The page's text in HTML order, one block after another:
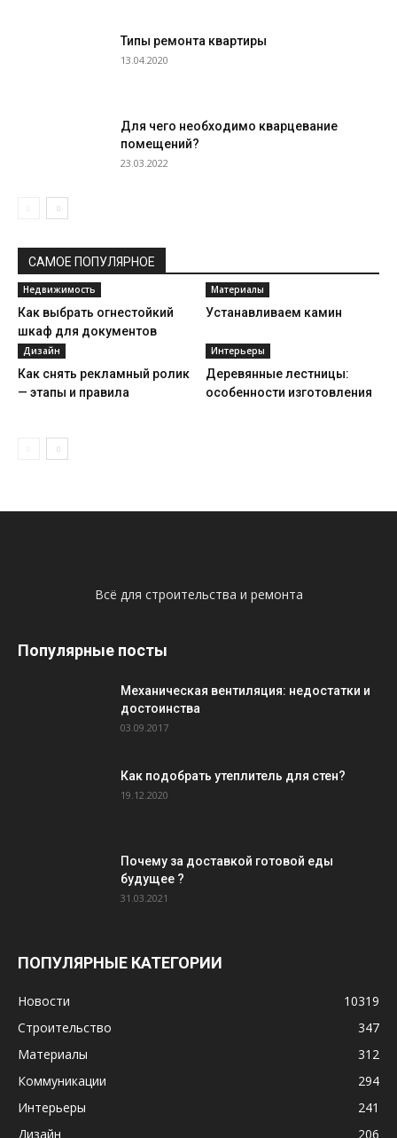
Типы ремонта квартиры
13.04.2020
Для чего необходимо кварцевание
помещений?
23.03.2022
САМОЕ ПОПУЛЯРНОЕ
Недвижимость
Как выбрать огнестойкий
шкаф для документов
Материалы
Устанавливаем камин
Дизайн
Как снять рекламный ролик
— этапы и правила
Интерьеры
Деревянные лестницы:
особенности изготовления
Всё для строительства и ремонта
Популярные посты
Механическая вентиляция: недостатки и
достоинства
03.09.2017
Как подобрать утеплитель для стен?
19.12.2020
Почему за доставкой готовой еды
будущее ?
31.03.2021
ПОПУЛЯРНЫЕ КАТЕГОРИИ
Новости
10319
Строительство
347
Материалы
312
Коммуникации
294
Интерьеры
241
Дизайн
206